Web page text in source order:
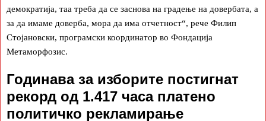
демократија, таа треба да се заснова на градење на довербата, а
за да имаме доверба, мора да има отчетност“, рече Филип
Стојановски, програмски координатор во Фондација
Метаморфозис.
Годинава за изборите постигнат
рекорд од 1.417 часа платено
политичко рекламирање